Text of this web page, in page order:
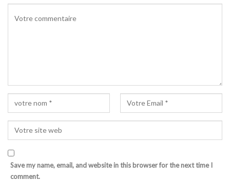
Save my name, email, and website in this browser for the next time I
comment.